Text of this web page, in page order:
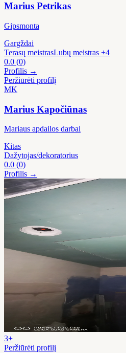
Marius Petrikas
Gipsmonta
Gargždai
Terasų meistrasLubų meistras +4
0.0 (0)
Profilis →
Peržiūrėti profilį
MK
Marius Kapočiūnas
Mariaus apdailos darbai
Kitas
Dažytojas/dekoratorius
0.0 (0)
Profilis →
3+
Peržiūrėti profilį